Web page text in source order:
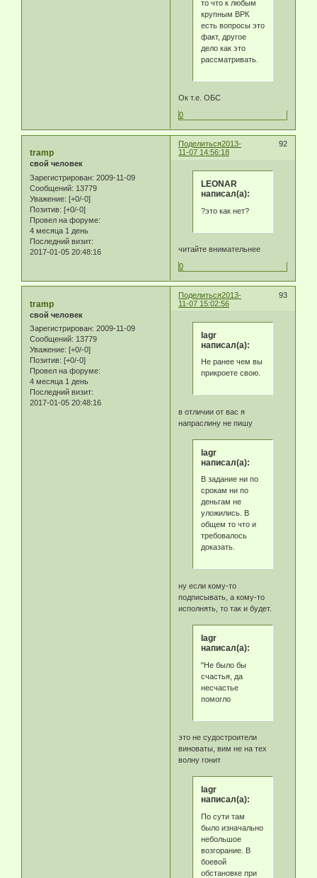
то что к любым
крупным ВРК
есть вопросы это
факт, другое
дело как это
рассматривать.
Ок т.е. ОБС
0
Поделиться 92
2013-
11-07 14:56:18
tramp
свой человек
Зарегистрирован: 2009-11-09
Сообщений: 13779
Уважение: [+0/-0]
Позитив: [+0/-0]
Провел на форуме:
4 месяца 1 день
Последний визит:
2017-01-05 20:48:16
LEONAR
написал(а):
?это как нет?
читайте внимательнее
0
Поделиться 93
2013-
11-07 15:02:56
tramp
свой человек
Зарегистрирован: 2009-11-09
Сообщений: 13779
Уважение: [+0/-0]
Позитив: [+0/-0]
Провел на форуме:
4 месяца 1 день
Последний визит:
2017-01-05 20:48:16
lagr
написал(а):
Не ранее чем вы
прикроете свою.
в отличии от вас я
напраслину не пишу
lagr
написал(а):
В задание ни по
срокам ни по
деньгам не
уложились. В
общем то что и
требовалось
доказать.
ну если кому-то
подписывать, а кому-то
исполнять, то так и будет.
lagr
написал(а):
"Не было бы
счастья, да
несчастье
помогло
это не судостроители
виноваты, вим не на тех
волну гонит
lagr
написал(а):
По сути там
было изначально
небольшое
возгорание. В
боевой
обстановке при